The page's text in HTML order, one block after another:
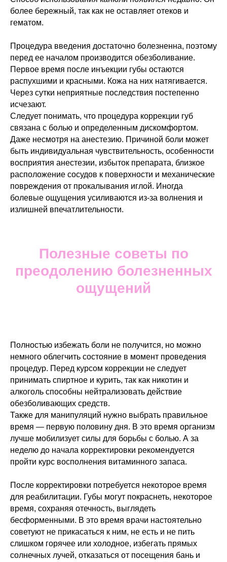
более бережный, так как не оставляет отеков и
гематом.
Процедура введения достаточно болезненна, поэтому
перед ее началом производится обезболивание.
Первое время после инъекции губы остаются
распухшими и красными. Кожа на них натягивается.
Через сутки неприятные последствия постепенно
исчезают.
Следует понимать, что процедура коррекции губ
связана с болью и определенным дискомфортом.
Даже несмотря на анестезию. Причиной боли может
быть индивидуальная чувствительность, особенности
восприятия анестезии, избыток препарата, близкое
расположение сосудов к поверхности и механические
повреждения от прокалывания иглой. Иногда
болевые ощущения усиливаются из-за волнения и
излишней впечатлительности.
Полезные советы по
преодолению болезненных
ощущений
Полностью избежать боли не получится, но можно
немного облегчить состояние в момент проведения
процедур. Перед курсом коррекции не следует
принимать спиртное и курить, так как никотин и
алкоголь способны нейтрализовать действие
обезболивающих средств.
Также для манипуляций нужно выбрать правильное
время — первую половину дня. В это время организм
лучше мобилизует силы для борьбы с болью. А за
неделю до начала корректировки рекомендуется
пройти курс восполнения витаминного запаса.
После корректировки потребуется некоторое время
для реабилитации. Губы могут покраснеть, некоторое
время, сохраняя отечность, выглядеть
бесформенными. В это время врачи настоятельно
советуют не прикасаться к ним, не есть и не пить
слишком горячее или холодное, избегать прямых
солнечных лучей, отказаться от посещения бань и